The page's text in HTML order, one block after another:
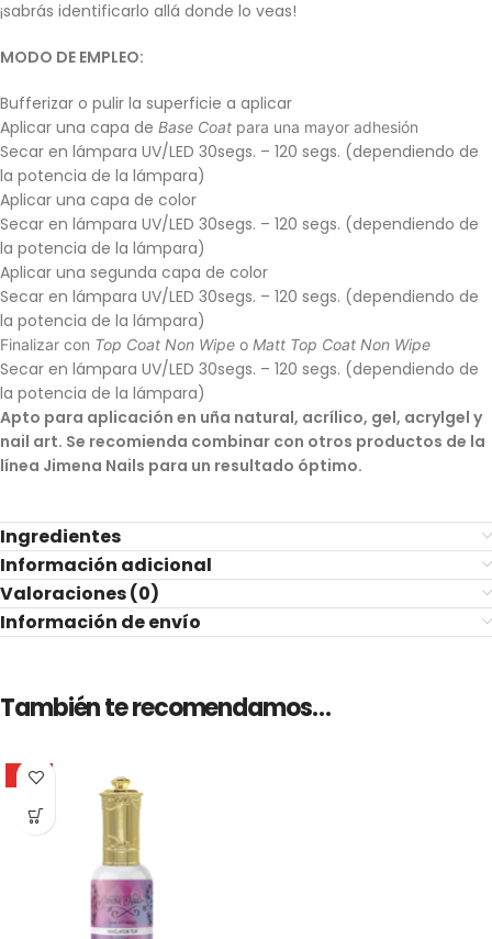
¡sabrás identificarlo allá donde lo veas!
MODO DE EMPLEO:
Bufferizar o pulir la superficie a aplicar
Aplicar una capa de Base Coat para una mayor adhesión
Secar en lámpara UV/LED 30segs. – 120 segs. (dependiendo de
la potencia de la lámpara)
Aplicar una capa de color
Secar en lámpara UV/LED 30segs. – 120 segs. (dependiendo de
la potencia de la lámpara)
Aplicar una segunda capa de color
Secar en lámpara UV/LED 30segs. – 120 segs. (dependiendo de
la potencia de la lámpara)
Finalizar con Top Coat Non Wipe o Matt Top Coat Non Wipe
Secar en lámpara UV/LED 30segs. – 120 segs. (dependiendo de
la potencia de la lámpara)
Apto para aplicación en uña natural, acrílico, gel, acrylgel y
nail art. Se recomienda combinar con otros productos de la
línea Jimena Nails para un resultado óptimo.
Ingredientes
Información adicional
Valoraciones (0)
Información de envío
También te recomendamos…
HOT